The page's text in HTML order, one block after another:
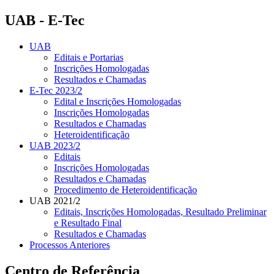
UAB - E-Tec
UAB
Editais e Portarias
Inscrições Homologadas
Resultados e Chamadas
E-Tec 2023/2
Edital e Inscrições Homologadas
Inscrições Homologadas
Resultados e Chamadas
Heteroidentificação
UAB 2023/2
Editais
Inscrições Homologadas
Resultados e Chamadas
Procedimento de Heteroidentificação
UAB 2021/2
Editais, Inscrições Homologadas, Resultado Preliminar
e Resultado Final
Resultados e Chamadas
Processos Anteriores
Centro de Referência